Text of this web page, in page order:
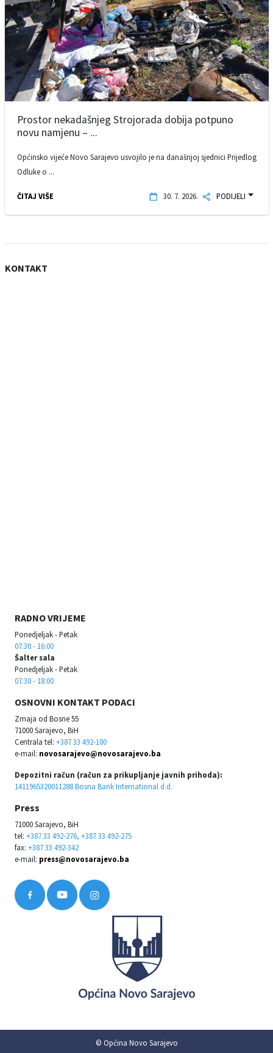
Prostor nekadašnjeg Strojorada dobija potpuno
novu namjenu – ...
Općinsko vijeće Novo Sarajevo usvojilo je na današnjoj sjednici Prijedlog
Odluke o ...
ČITAJ VIŠE 30. 7. 2026. PODIJELI
KONTAKT
RADNO VRIJEME
Ponedjeljak - Petak
07:30 - 16:00
Šalter sala
Ponedjeljak - Petak
07:30 - 18:00
OSNOVNI KONTAKT PODACI
Zmaja od Bosne 55
71000 Sarajevo, BiH
Centrala tel: +387 33 492-100
e-mail: novosarajevo@novosarajevo.ba
Depozitni račun (račun za prikupljanje javnih prihoda):
1411965320011288 Bosna Bank International d.d.
Press
71000 Sarajevo, BiH
tel: +387 33 492-276, +387 33 492-275
fax: +387 33 492-342
e-mail: press@novosarajevo.ba
© Općina Novo Sarajevo